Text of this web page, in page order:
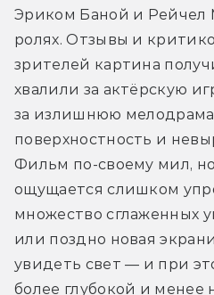
Эриком Баной и Рейчел
ролях. Отзывы и
зрителей картина
хвалили за актёрскую
за излишнюю
поверхностность и
Фильм по-своему мил,
ощущается слишком
множество сглаженных
или поздно новая
увидеть свет — и при
более глубокой и менее